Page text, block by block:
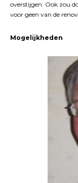
overstijgen. Ook zou
voor geen van de
Mogelijkheden